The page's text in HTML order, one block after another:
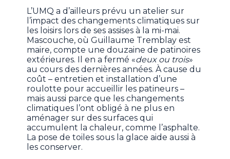
L’UMQ a d’ailleurs prévu un atelier sur
l’impact des changements climatiques sur
les loisirs lors de ses assises à la mi-mai.
Mascouche, où Guillaume Tremblay est
maire, compte une douzaine de patinoires
extérieures. Il en a fermé «deux ou trois»
au cours des dernières années. À cause du
coût – entretien et installation d’une
roulotte pour accueillir les patineurs –
mais aussi parce que les changements
climatiques l’ont obligé à ne plus en
aménager sur des surfaces qui
accumulent la chaleur, comme l’asphalte.
La pose de toiles sous la glace aide aussi à
les conserver.